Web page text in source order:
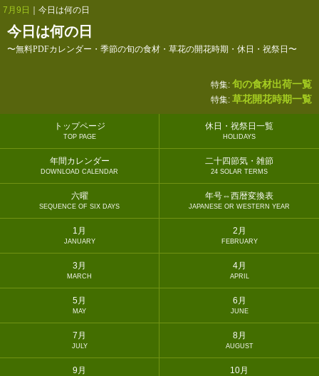
7月9日 ｜今日は何の日
今日は何の日
〜無料PDFカレンダー・季節の旬の食材・草花の開花時期・休日・祝祭日〜
特集: 旬の食材出荷一覧
特集: 草花開花時期一覧
トップページ
TOP PAGE
休日・祝祭日一覧
HOLIDAYS
年間カレンダー
DOWNLOAD CALENDAR
二十四節気・雑節
24 SOLAR TERMS
六曜
SEQUENCE OF SIX DAYS
年号⇔西暦変換表
JAPANESE OR WESTERN YEAR
1月
JANUARY
2月
FEBRUARY
3月
MARCH
4月
APRIL
5月
MAY
6月
JUNE
7月
JULY
8月
AUGUST
9月 10月